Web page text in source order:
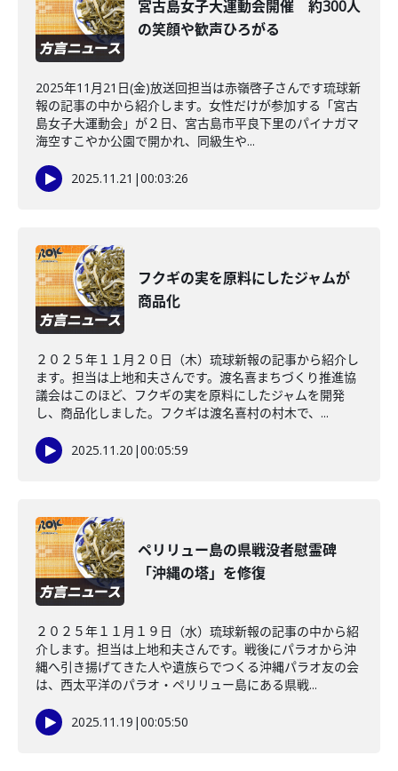
宮古島女子大運動会開催 約300人
の笑顔や歓声ひろがる
2025年11月21日(金)放送回担当は赤嶺啓子さんです琉球新
報の記事の中から紹介します。女性だけが参加する「宮古
島女子大運動会」が２日、宮古島市平良下里のパイナガマ
海空すこやか公園で開かれ、同級生や...
2025.11.21 |00:03:26
フクギの実を原料にしたジャムが
商品化
２０２５年１１月２０日（木）琉球新報の記事から紹介し
ます。担当は上地和夫さんです。渡名喜まちづくり推進協
議会はこのほど、フクギの実を原料にしたジャムを開発
し、商品化しました。フクギは渡名喜村の村木で、...
2025.11.20 |00:05:59
ペリリュー島の県戦没者慰霊碑
「沖縄の塔」を修復
２０２５年１１月１９日（水）琉球新報の記事の中から紹
介します。担当は上地和夫さんです。戦後にパラオから沖
縄へ引き揚げてきた人や遺族らでつくる沖縄パラオ友の会
は、西太平洋のパラオ・ペリリュー島にある県戦...
2025.11.19 |00:05:50